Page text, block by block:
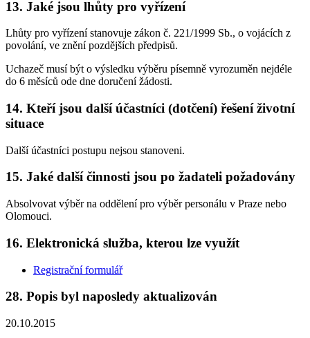
13. Jaké jsou lhůty pro vyřízení
Lhůty pro vyřízení stanovuje zákon č. 221/1999 Sb., o vojácích z
povolání, ve znění pozdějších předpisů.
Uchazeč musí být o výsledku výběru písemně vyrozuměn nejdéle
do 6 měsíců ode dne doručení žádosti.
14. Kteří jsou další účastníci (dotčení) řešení životní
situace
Další účastníci postupu nejsou stanoveni.
15. Jaké další činnosti jsou po žadateli požadovány
Absolvovat výběr na oddělení pro výběr personálu v Praze nebo
Olomouci.
16. Elektronická služba, kterou lze využít
Registrační formulář
28. Popis byl naposledy aktualizován
20.10.2015